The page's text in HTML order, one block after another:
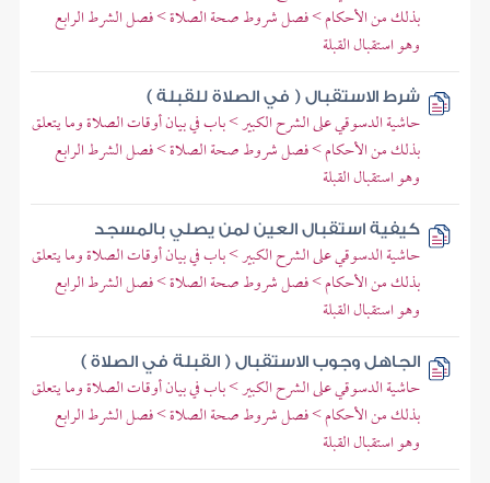
بذلك من الأحكام > فصل شروط صحة الصلاة > فصل الشرط الرابع
وهو استقبال القبلة
شرط الاستقبال ( في الصلاة للقبلة )
حاشية الدسوقي على الشرح الكبير > باب في بيان أوقات الصلاة وما يتعلق
بذلك من الأحكام > فصل شروط صحة الصلاة > فصل الشرط الرابع
وهو استقبال القبلة
كيفية استقبال العين لمن يصلي بالمسجد
حاشية الدسوقي على الشرح الكبير > باب في بيان أوقات الصلاة وما يتعلق
بذلك من الأحكام > فصل شروط صحة الصلاة > فصل الشرط الرابع
وهو استقبال القبلة
الجاهل وجوب الاستقبال ( القبلة في الصلاة )
حاشية الدسوقي على الشرح الكبير > باب في بيان أوقات الصلاة وما يتعلق
بذلك من الأحكام > فصل شروط صحة الصلاة > فصل الشرط الرابع
وهو استقبال القبلة